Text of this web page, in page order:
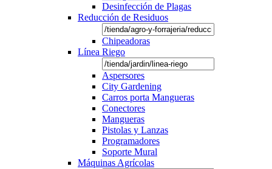
Desinfección de Plagas
Reducción de Residuos
Chipeadoras
Línea Riego
Aspersores
City Gardening
Carros porta Mangueras
Conectores
Mangueras
Pistolas y Lanzas
Programadores
Soporte Mural
Máquinas Agrícolas